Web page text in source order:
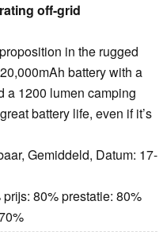
off-grid
in the rugged
battery with a
a 1200 lumen camping
battery life, even if it’s
Gemiddeld, Datum: 17-
prijs: 80% prestatie: 80%